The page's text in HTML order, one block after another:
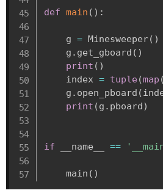
def main ( ) :
    g
= Minesweeper( )
    g
. get_gboard ( )
print ( )
    index
= tuple (map (
    g
. open_pboard (
print (g . pboard )
if __name__ ==
    main
( )